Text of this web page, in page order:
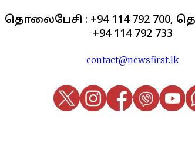
தொலைபேசி : +94 114 792
+94 114 792 733
contact@newsfirst.lk